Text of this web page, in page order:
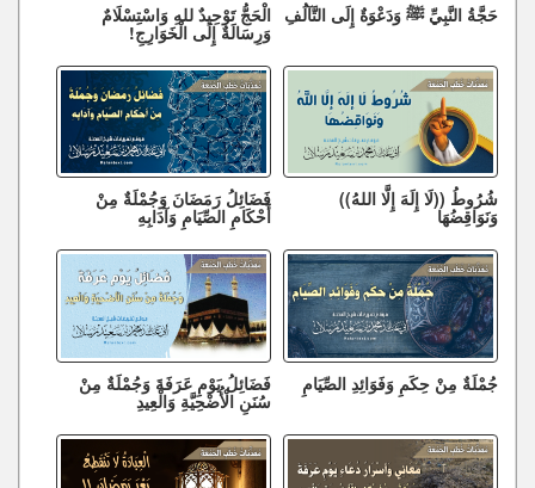
حَجَّةُ النَّبِيِّ ﷺ وَدَعْوَةٌ إِلَى التَّآلُفِ الْحَجُّ تَوْحِيدٌ للهِ وَاسْتِسْلَامٌ
وَرِسَالَةٌ إِلَى الْخَوَارِجِ!
شُرُوطُ ((لَا إِلَهَ إِلَّا اللهُ))
وَنَوَاقِضُهَا
فَضَائِلُ رَمَضَانَ وَجُمْلَةٌ مِنْ
أَحْكَامِ الصِّيَامِ وَآدَابِهِ
جُمْلَةٌ مِنْ حِكَمِ وَفَوَائِدِ الصِّيَامِ فَضَائِلُ يَوْمِ عَرَفَةَ وَجُمْلَةٌ مِنْ
سُنَنِ الْأُضْحِيَّةِ وَالْعِيدِ